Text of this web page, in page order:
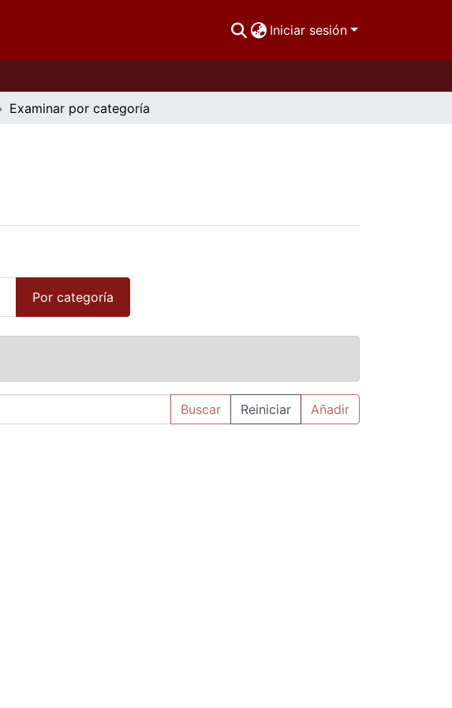
Iniciar sesión
Examinar por categoría
Por categoría
Buscar Reiniciar Añadir